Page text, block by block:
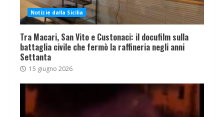
Notizie dalla Sicilia
Tra Macari, San Vito e Custonaci: il docufilm sulla
battaglia civile che fermò la raffineria negli anni
Settanta
15 giugno 2026